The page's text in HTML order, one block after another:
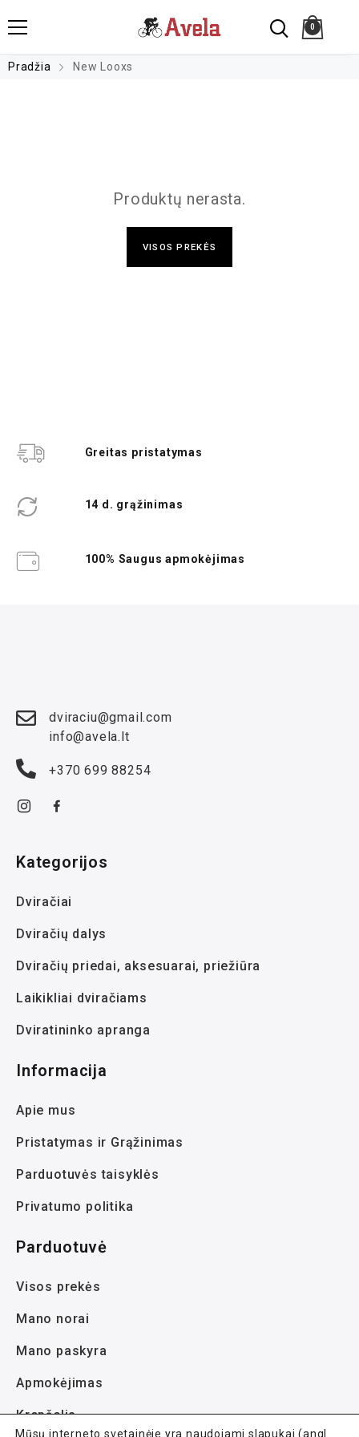
0
Pradžia New Looxs
Produktų nerasta.
VISOS PREKĖS
Greitas pristatymas
14 d. grąžinimas
100% Saugus apmokėjimas
dviraciu@gmail.com
info@avela.lt
+370 699 88254
Kategorijos
Dviračiai
Dviračių dalys
Dviračių priedai, aksesuarai, priežiūra
Laikikliai dviračiams
Dviratininko apranga
Informacija
Apie mus
Pristatymas ir Grąžinimas
Parduotuvės taisyklės
Privatumo politika
Parduotuvė
Visos prekės
Mano norai
Mano paskyra
Apmokėjimas
Krepšelis
Mūsų interneto svetainėje yra naudojami slapukai (angl.